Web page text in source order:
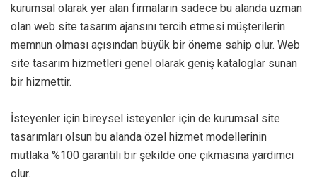
kurumsal olarak yer alan firmaların sadece bu alanda uzman
olan web site tasarım ajansını tercih etmesi müşterilerin
memnun olması açısından büyük bir öneme sahip olur. Web
site tasarım hizmetleri genel olarak geniş kataloglar sunan
bir hizmettir.
İsteyenler için bireysel isteyenler için de kurumsal site
tasarımları olsun bu alanda özel hizmet modellerinin
mutlaka %100 garantili bir şekilde öne çıkmasına yardımcı
olur.